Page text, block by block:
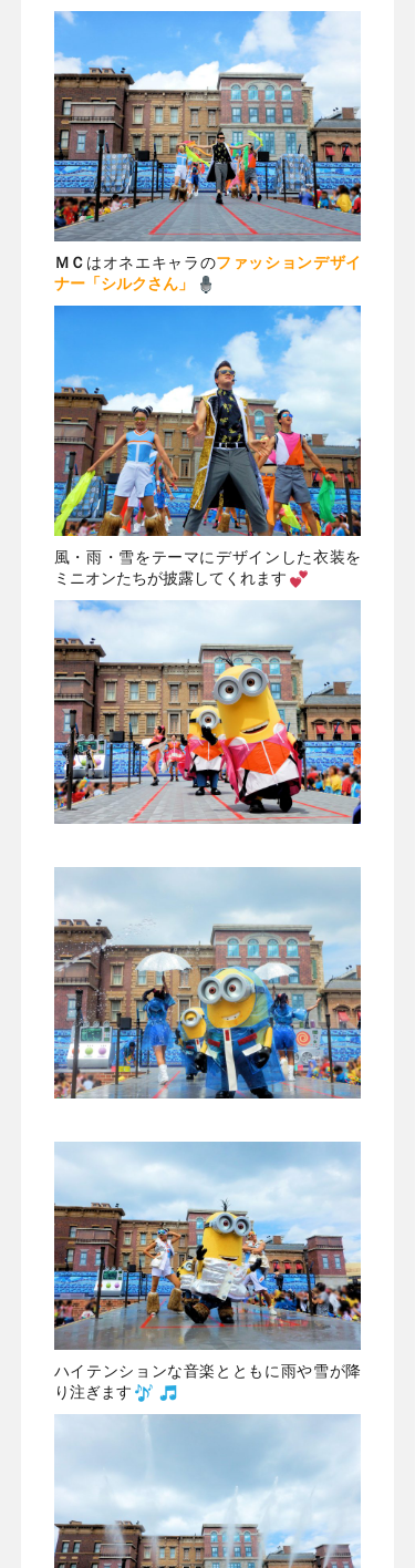
ＭＣ はオネエキャラのファッションデザイ
ナー「シルクさん」
風・雨・雪をテーマにデザインした衣装を
ミニオンたちが披露してくれます
ハイテンションな音楽とともに雨や雪が降
り注ぎます